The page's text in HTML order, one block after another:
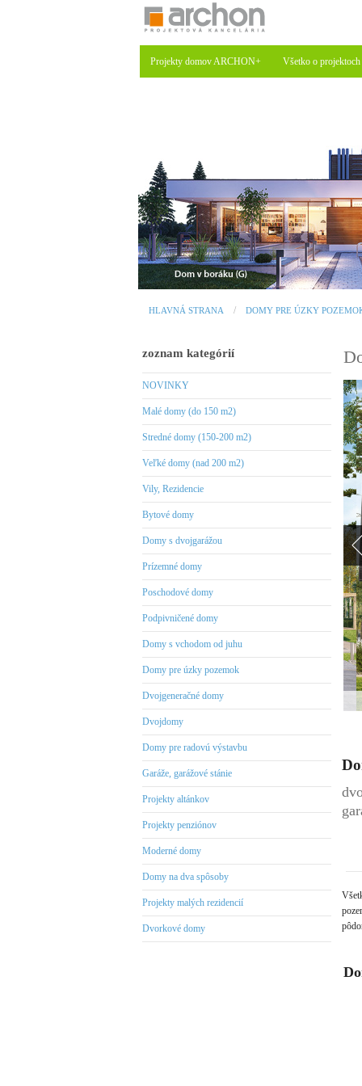
Projekty domov ARCHON+ Všetko o projektoch
HLAVNÁ STRANA DOMY PRE ÚZKY
zoznam kategórií
NOVINKY
Malé domy (do 150 m2)
Stredné domy (150-200 m2)
Veľké domy (nad 200 m2)
Vily, Rezidencie
Bytové domy
Domy s dvojgarážou
Prízemné domy
Poschodové domy
Podpivničené domy
Domy s vchodom od juhu
Domy pre úzky pozemok
Dvojgeneračné domy
Dvojdomy
Domy pre radovú výstavbu
Garáže, garážové stánie
Projekty altánkov
Projekty penziónov
Moderné domy
Domy na dva spôsoby
Projekty malých rezidencií
Dvorkové domy